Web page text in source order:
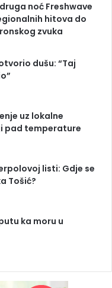
noć Freshwave
hitova do
zvuka
dušu: “Taj
uz lokalne
pad temperature
listi: Gdje se
Tošić?
ka moru u